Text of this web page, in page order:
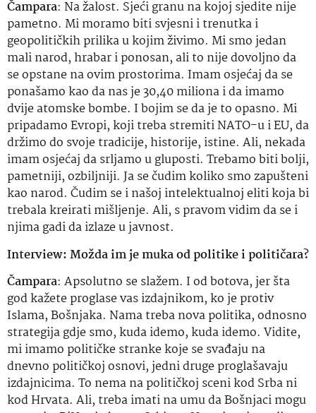
Čampara: Na žalost. Sjeći granu na kojoj sjedite nije
pametno. Mi moramo biti svjesni i trenutka i
geopolitičkih prilika u kojim živimo. Mi smo jedan
mali narod, hrabar i ponosan, ali to nije dovoljno da
se opstane na ovim prostorima. Imam osjećaj da se
ponašamo kao da nas je 30,40 miliona i da imamo
dvije atomske bombe. I bojim se da je to opasno. Mi
pripadamo Evropi, koji treba stremiti NATO-u i EU, da
držimo do svoje tradicije, historije, istine. Ali, nekada
imam osjećaj da srljamo u gluposti. Trebamo biti bolji,
pametniji, ozbiljniji. Ja se čudim koliko smo zapušteni
kao narod. Čudim se i našoj intelektualnoj eliti koja bi
trebala kreirati mišljenje. Ali, s pravom vidim da se i
njima gadi da izlaze u javnost.
Interview: Možda im je muka od politike i političara?
Čampara: Apsolutno se slažem. I od botova, jer šta
god kažete proglase vas izdajnikom, ko je protiv
Islama, Bošnjaka. Nama treba nova politika, odnosno
strategija gdje smo, kuda idemo, kuda idemo. Vidite,
mi imamo političke stranke koje se svađaju na
dnevno političkoj osnovi, jedni druge proglašavaju
izdajnicima. To nema na političkoj sceni kod Srba ni
kod Hrvata. Ali, treba imati na umu da Bošnjaci mogu